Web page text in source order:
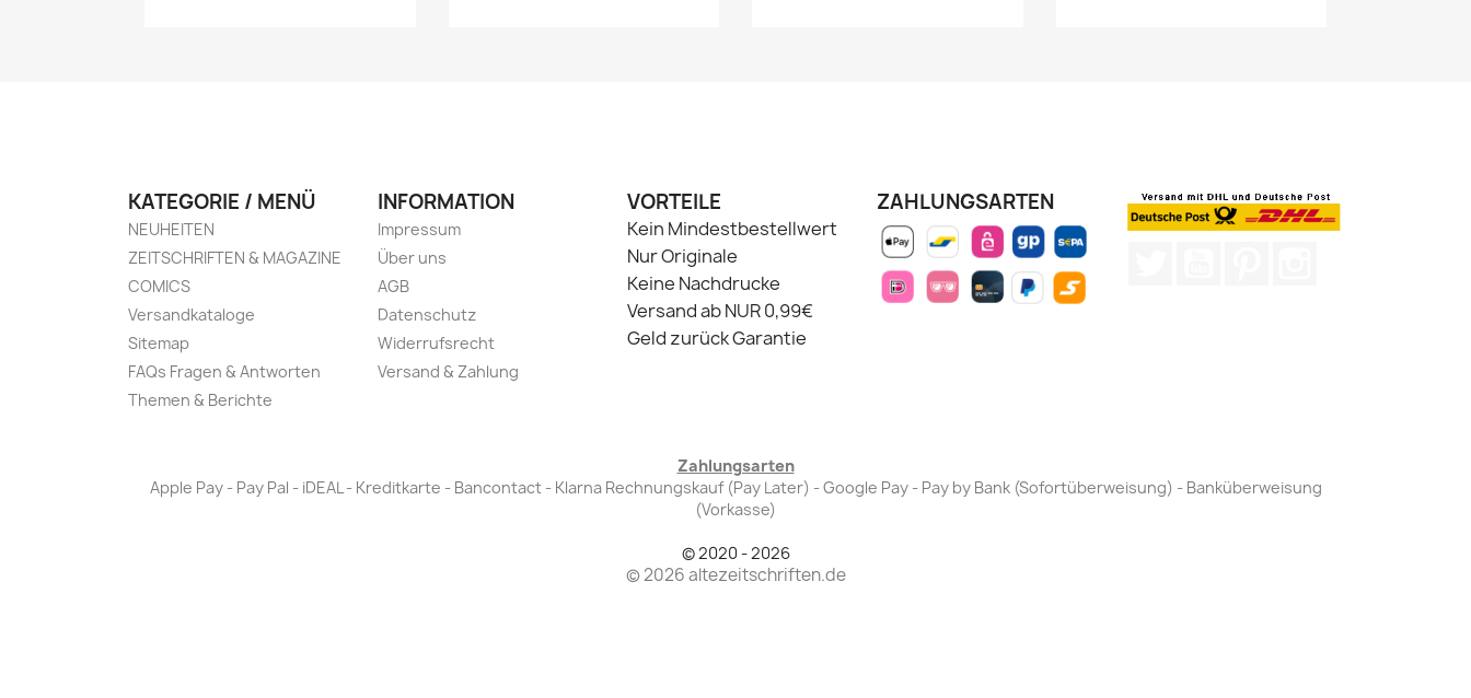
KATEGORIE / MENÜ
NEUHEITEN
ZEITSCHRIFTEN & MAGAZINE
COMICS
Versandkataloge
Sitemap
FAQs Fragen & Antworten
Themen & Berichte
INFORMATION
Impressum
Über uns
AGB
Datenschutz
Widerrufsrecht
Versand & Zahlung
VORTEILE
Kein Mindestbestellwert
Nur Originale
Keine Nachdrucke
Versand ab NUR 0,99€
Geld zurück Garantie
ZAHLUNGSARTEN
Zahlungsarten
Apple Pay - Pay Pal - iDEAL - Kreditkarte - Bancontact - Klarna Rechnungskauf (Pay Later) - Google Pay - Pay by Bank (Sofortüberweisung) - Banküberweisung
(Vorkasse)
© 2020 - 2026
© 2026 altezeitschriften.de